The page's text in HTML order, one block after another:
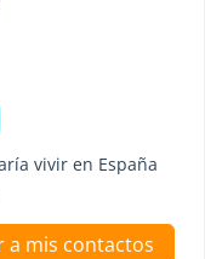
vivir en España
a mis contactos